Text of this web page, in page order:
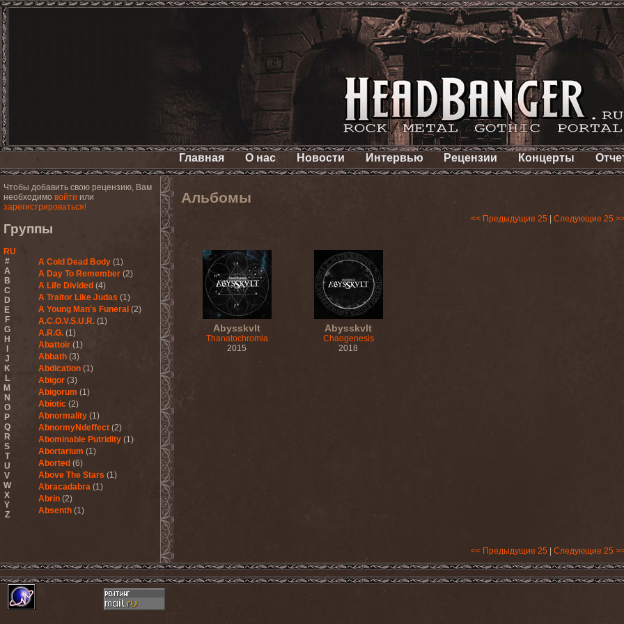
Главная О нас Новости Интервью Рецензии Концерты
Чтобы добавить свою рецензию, Вам
необходимо войти или
зарегистрироваться!
Группы
RU
#
A
B
C
D
E
F
G
H
J
K
L
M
N
O
P
Q
R
S
T
U
V
W
X
Y
Z
A Cold Dead Body (1)
A Day To Remember (2)
A Life Divided (4)
A Traitor Like Judas (1)
A Young Man's Funeral (2)
A.C.O.V.S.U.R. (1)
A.R.G. (1)
Abattoir (1)
Abbath (3)
Abdication (1)
Abigor (3)
Abigorum (1)
Abiotic (2)
Abnormality (1)
AbnormyNdeffect (2)
Abominable Putridity (1)
Abortarium (1)
Aborted (6)
Above The Stars (1)
Abracadabra (1)
Abrin (2)
Absenth (1)
Abysskvlt (2)
Abyssphere (1)
Альбомы
<< Предыдущие 25 Следующие 25
Abysskvlt
Thanatochromia
2015
Abysskvlt
Chaogenesis
2018
<< Предыдущие 25 Следующие 25